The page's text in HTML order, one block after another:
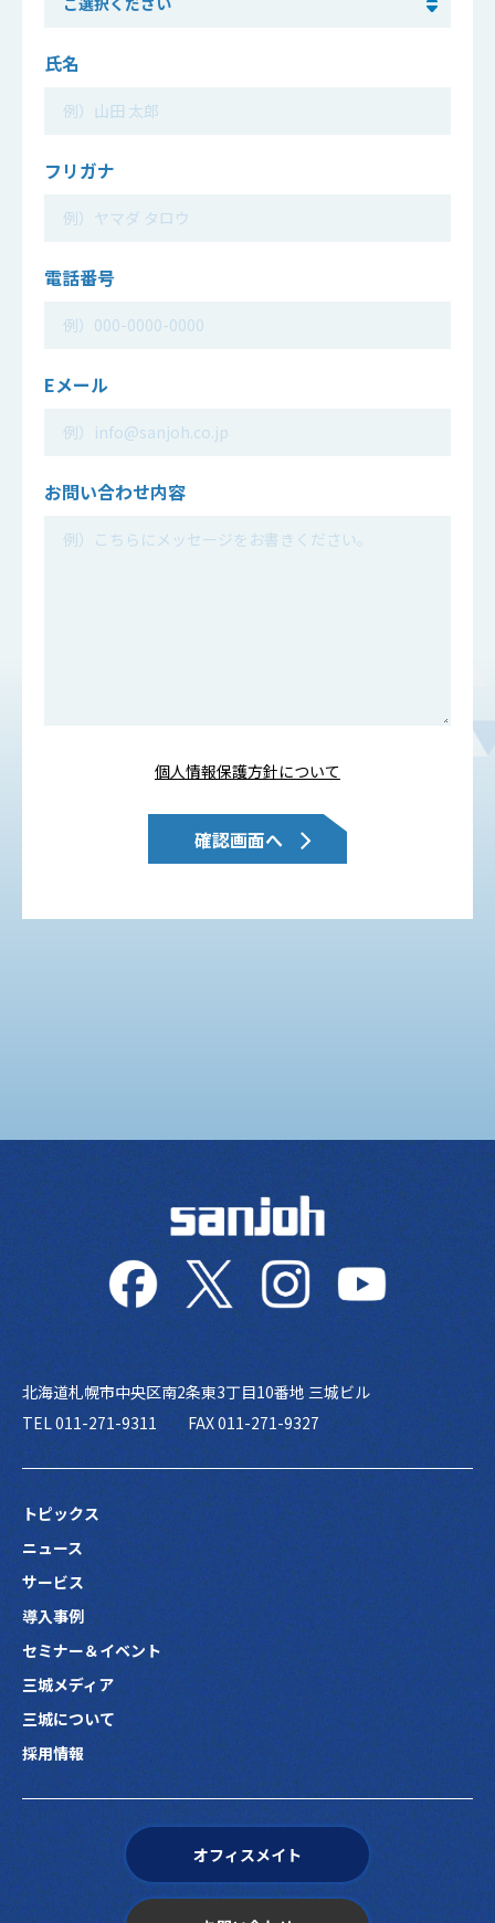
氏名
フリガナ
電話番号
Eメール
お問い合わせ内容
個人情報保護方針について
北海道札幌市中央区南2条東3丁目10番地 三城ビル
TEL 011-271-9311
FAX 011-271-9327
トピックス
ニュース
サービス
導入事例
セミナー＆イベント
三城メディア
三城について
採用情報
オフィスメイト